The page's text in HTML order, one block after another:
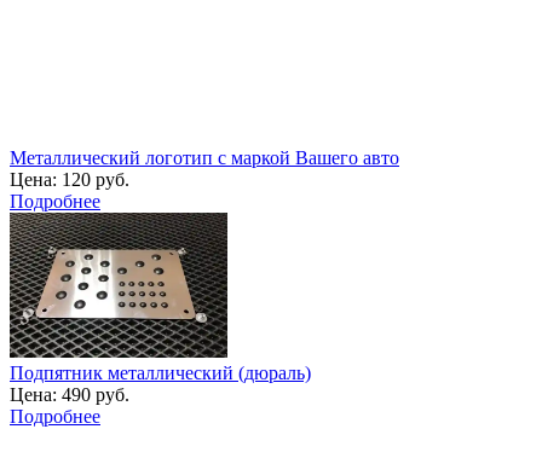
Металлический логотип с маркой Вашего авто
Цена: 120 руб.
Подробнее
Подпятник металлический (дюраль)
Цена: 490 руб.
Подробнее